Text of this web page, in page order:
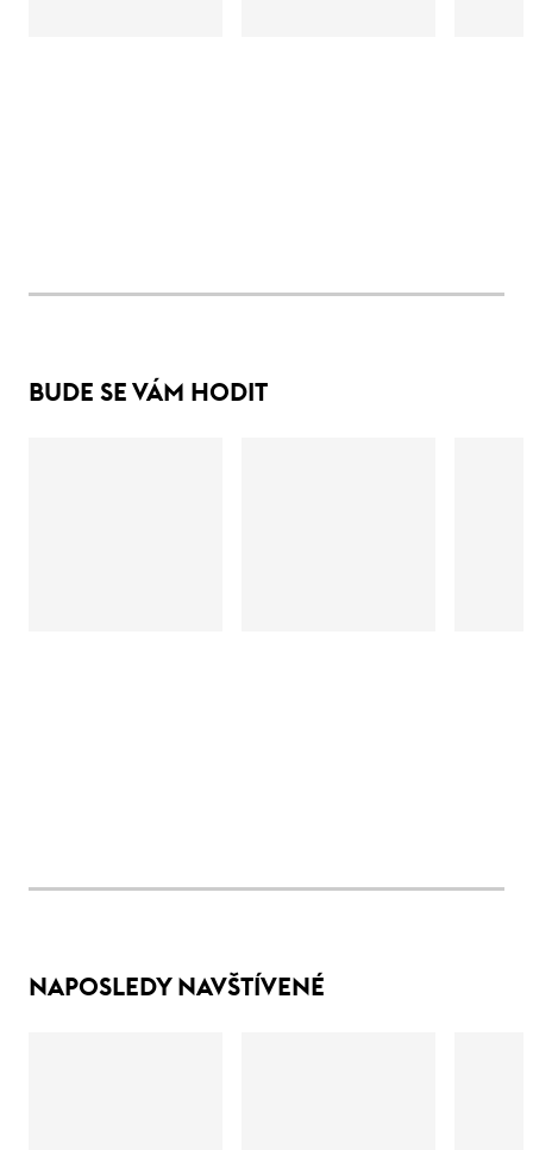
BUDE SE VÁM HODIT
NAPOSLEDY NAVŠTÍVENÉ